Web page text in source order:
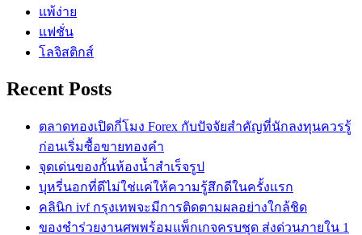
แพ้ง่าย
แฟชั่น
โลจิสติกส์
Recent Posts
ตลาดทองเปิดกี่โมง Forex กับปัจจัยสำคัญที่นักลงทุนควรรู้
ก่อนเริ่มซื้อขายทองคำ
จุดเด่นของกั้นห้องน้ำสำเร็จรูป
บุหรี่นอกที่ดีไม่ใช่แค่ให้ความรู้สึกดีในครั้งแรก
คลินิก ivf กรุงเทพจะมีการติดตามผลอย่างใกล้ชิด
ของชำร่วยงานศพพร้อมแพ็กเกจครบชุด ส่งด่วนภายใน 1